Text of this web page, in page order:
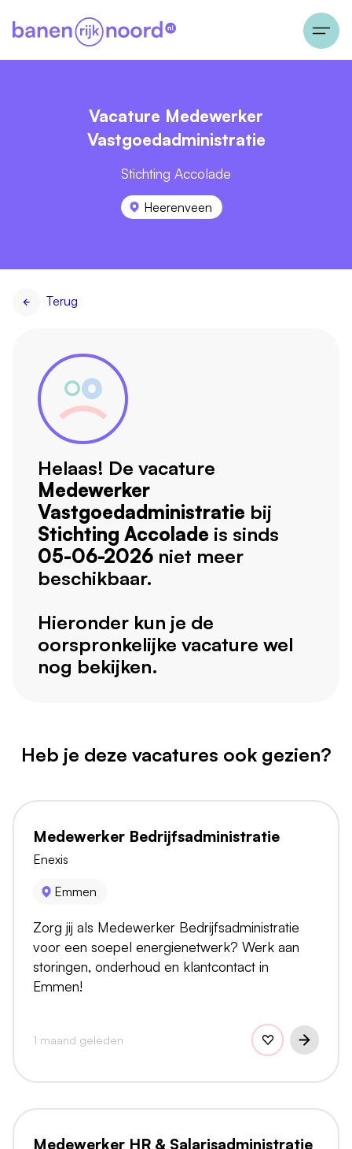
Vacature Medewerker
Vastgoedadministratie
Stichting Accolade
Heerenveen
Terug
Helaas! De vacature
Medewerker
Vastgoedadministratie bij
Stichting Accolade is sinds
05-06-2026 niet meer
beschikbaar.
Hieronder kun je de
oorspronkelijke vacature wel
nog bekijken.
Heb je deze vacatures ook gezien?
Medewerker Bedrijfsadministratie
Enexis
Emmen
Zorg jij als Medewerker Bedrijfsadministratie
voor een soepel energienetwerk? Werk aan
storingen, onderhoud en klantcontact in
Emmen!
1 maand geleden
Medewerker HR & Salarisadministratie